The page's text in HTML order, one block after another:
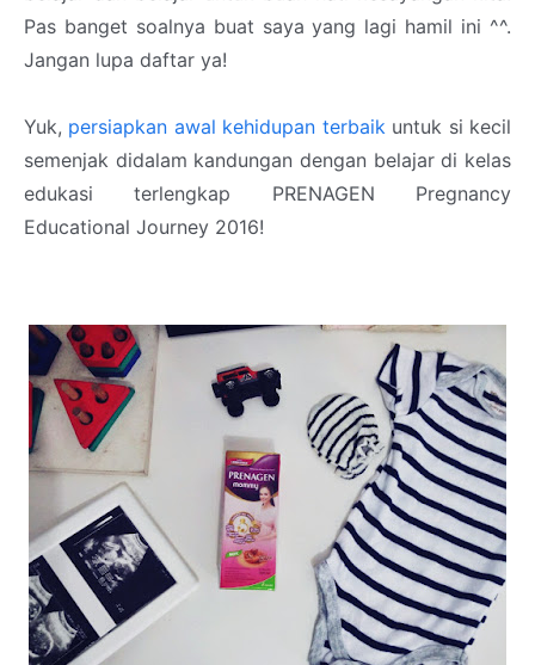
Pas banget soalnya buat saya yang lagi hamil ini ^^.
Jangan lupa daftar ya!
Yuk, persiapkan awal kehidupan terbaikuntuk si kecil
semenjak didalam kandungan dengan belajar di kelas
edukasi terlengkap PRENAGEN Pregnancy
Educational Journey 2016!